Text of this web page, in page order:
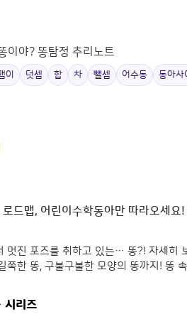
이야? 똥탐정 추리노트
이 덧셈 합 차 뺄셈 어수동 동아사
드맵, 어린이수학동아만 따라오세
멋진 포즈를 취하고 있는… 똥?! 자세히
쭉한 똥, 구불구불한 모양의 똥까지! 똥
시리즈